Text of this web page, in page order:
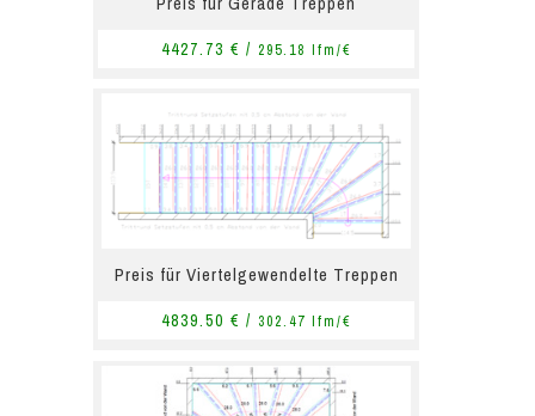
4427.73 € / 295.18 lfm/€
Preis für Viertelgewendelte Treppen
4839.50 € / 302.47 lfm/€